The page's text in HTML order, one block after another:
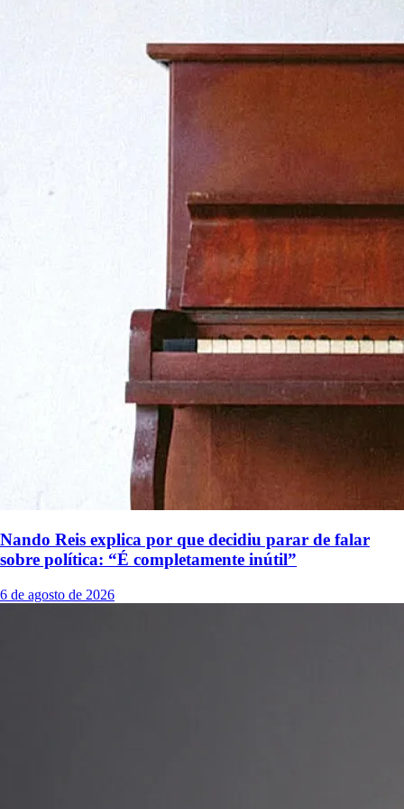
Nando Reis explica por que decidiu parar de falar
sobre política: “É completamente inútil”
6 de agosto de 2026